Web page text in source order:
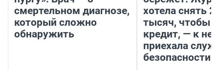
смертельном диагнозе,
который сложно
обнаружить
хотела снять
тысяч, чтобы
кредит, — к
приехала
безопасности